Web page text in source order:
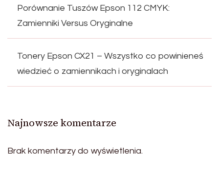
Porównanie Tuszów Epson 112 CMYK:
Zamienniki Versus Oryginalne
Tonery Epson CX21 – Wszystko co powinieneś
wiedzieć o zamiennikach i oryginalach
Najnowsze komentarze
Brak komentarzy do wyświetlenia.